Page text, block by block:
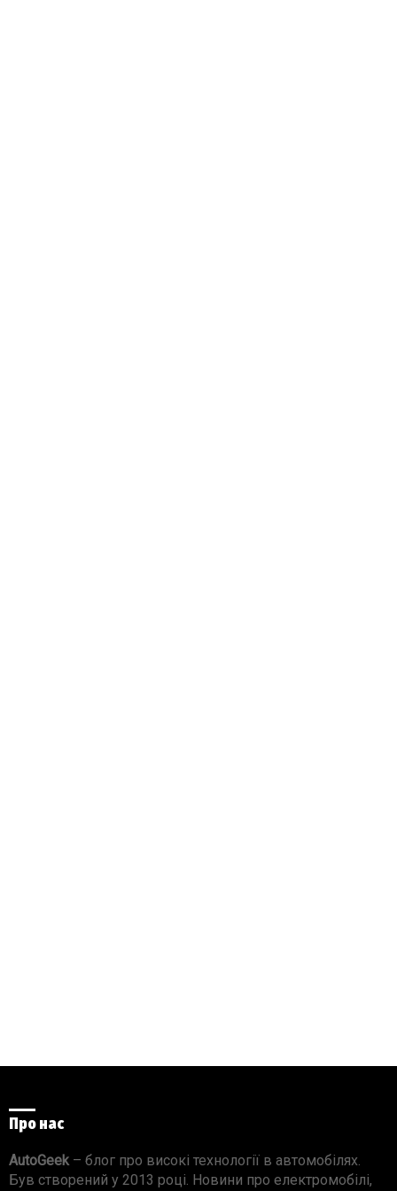
Про нас
AutoGeek– блог про високі технології в автомобілях.
Був створений у 2013 році. Новини про електромобілі,